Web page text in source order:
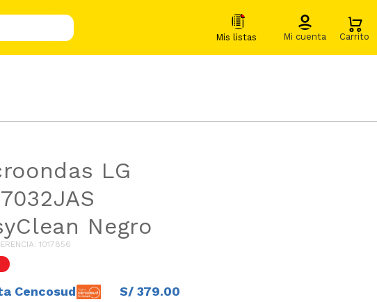
LG
Negro
: 1017856
Cencosud S/ 379.00